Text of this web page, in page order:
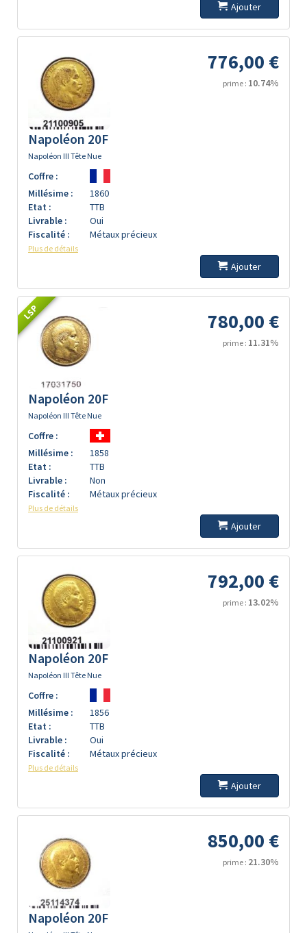
Ajouter
776,00 €
prime : 10.74%
Napoléon 20F
Napoléon III Tête Nue
Coffre :
Millésime :
1860
Etat :
TTB
Livrable :
Oui
Fiscalité :
Métaux précieux
Plus de détails
Ajouter
LSP 780,00 €
prime : 11.31%
Napoléon 20F
Napoléon III Tête Nue
Coffre :
Millésime :
1858
Etat :
TTB
Livrable :
Non
Fiscalité :
Métaux précieux
Plus de détails
Ajouter
792,00 €
prime : 13.02%
Napoléon 20F
Napoléon III Tête Nue
Coffre :
Millésime :
1856
Etat :
TTB
Livrable :
Oui
Fiscalité :
Métaux précieux
Plus de détails
Ajouter
850,00 €
prime : 21.30%
Napoléon 20F